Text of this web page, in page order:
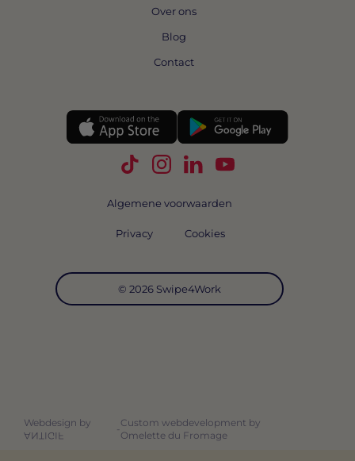
Over ons
Blog
Contact
Volg Swipe4Work op TikTok
Volg Swipe4Work op
Volg Swipe4Work op
Volg Swipe4Work
© 2026 Swipe4Work
Algemene voorwaarden
Privacy Cookies
Webdesign by
ANTIGIF
-
Custom webdevelopment by
Omelette du Fromage